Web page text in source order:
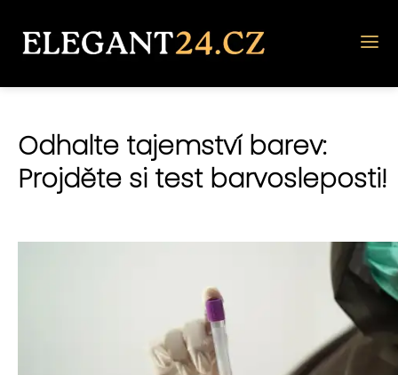
Odhalte tajemství barev:
Projděte si test barvosleposti!